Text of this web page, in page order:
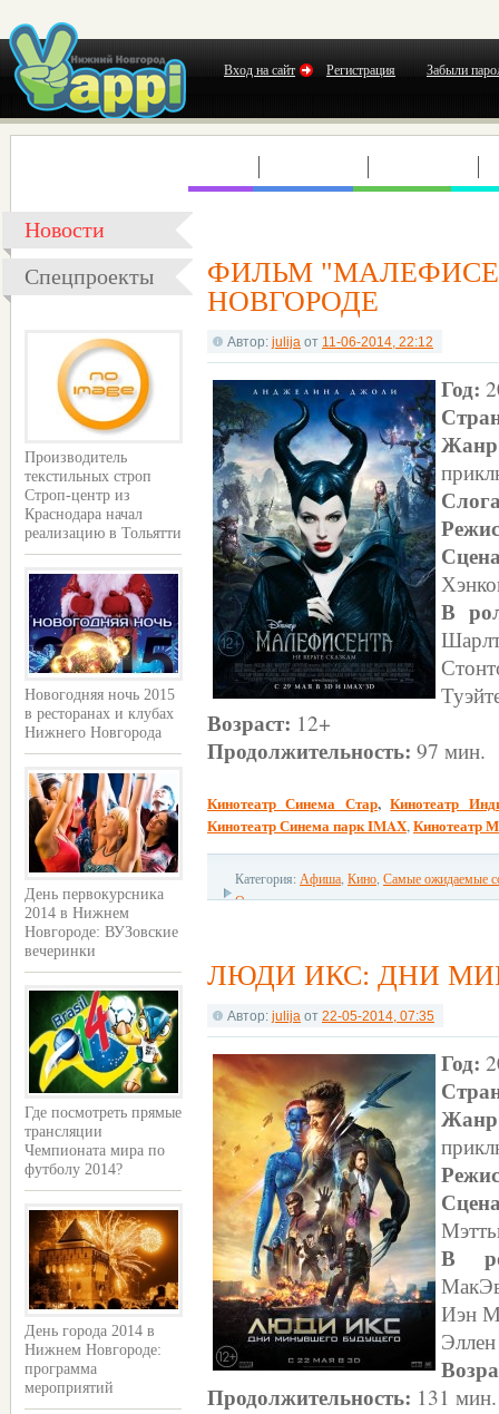
Вход на сайт Регистрация Забыли
Новости
Спецпроекты
Производитель
текстильных строп
Строп-центр из
Краснодара начал
реализацию в Тольятти
Новогодняя ночь 2015
в ресторанах и клубах
Нижнего Новгорода
День первокурсника
2014 в Нижнем
Новгороде: ВУЗовские
вечеринки
Где посмотреть прямые
трансляции
Чемпионата мира по
футболу 2014?
День города 2014 в
Нижнем Новгороде:
программа
мероприятий
ФИЛЬМ
НОВГОРОДЕ
Автор: julija от 11-06-2014, 22:12
Год:
В
Возраст: 12+
Продолжительность: 97 мин.
Кинотеатр Синема Стар,Кинотеатр
Кинотеатр Синема парк IMAX,Кинотеатр
Категория: Афиша, Кино, Самые ожидаемые
Ожидаемые премьеры
ЛЮДИ ИКС: ДНИ
Автор: julija от 22-05-2014, 07:35
Год:
В
Иэн
Продолжительность: 131 мин.